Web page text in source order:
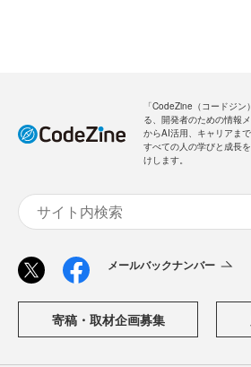
「CodeZine（コードジ
る、開発者のための情報
からAI活用、キャリアま
すべての人の学びと成長
けします。
メールバックナンバー
寄稿・取材企画募集